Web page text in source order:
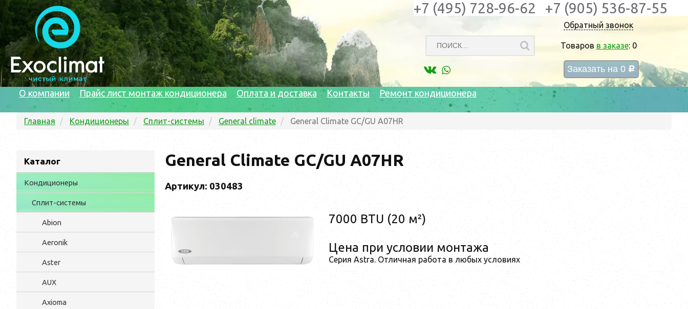
Обратный звонок
Товаров в заказе: 0
Заказать на 0 c
+7 (495) 728-96-62 +7 (905) 536-87-55
О компании Прайс лист монтаж кондиционера Оплата и доставка Контакты Ремонт кондиционера
Главная Кондиционеры Сплит-системы General climate General Climate GC/GU A07HR
Каталог
Кондиционеры
Сплит-системы
Abion
Aeronik
Aster
AUX
Axioma
General Climate GC/GU A07HR
Артикул: 030483
7000 BTU (20 м²)
Цена при условии монтажа
Серия Astra. Отличная работа в любых условиях